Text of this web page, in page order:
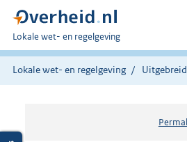
U
bent
hier:
Lokale wet- en regelgeving
Lokale wet- en regelgeving